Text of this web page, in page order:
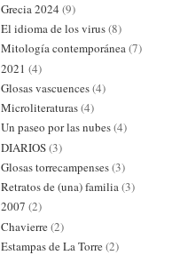
Grecia 2024 (9)
El idioma de los virus(8)
Mitología contemporánea(7)
2021 (4)
Glosas vascuences(4)
Microliteraturas(4)
Un paseo por las nubes(4)
DIARIOS(3)
Glosas torrecampenses(3)
Retratos de (una) familia(3)
2007 (2)
Chavierre(2)
Estampas de La Torre(2)